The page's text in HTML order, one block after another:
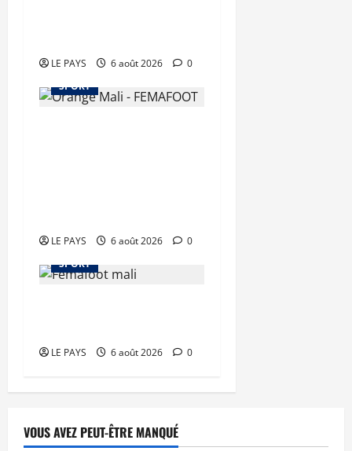
LE PAYS 6 août 2026
0
SPORT
LE PAYS 6 août 2026
0
SPORT
LE PAYS 6 août 2026 0
VOUS AVEZ PEUT-ÊTRE MANQUÉ